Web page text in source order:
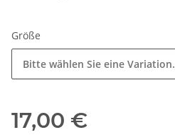
Größe
Bitte wählen Sie eine Variation.
17,00 €